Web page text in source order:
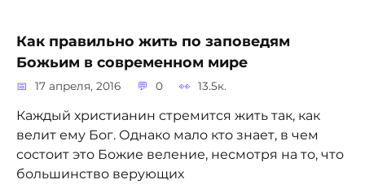
Как правильно жить по заповедям
Божьим в современном мире
17 апреля, 2016 0 13.5к.
Каждый христианин стремится жить так, как
велит ему Бог. Однако мало кто знает, в чем
состоит это Божие веление, несмотря на то, что
большинство верующих